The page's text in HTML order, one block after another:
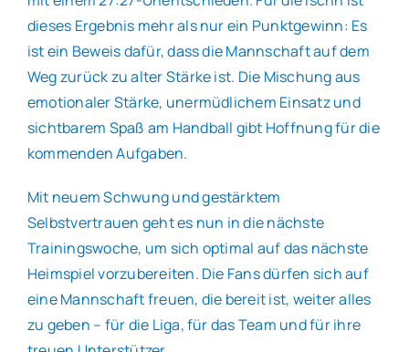
dieses Ergebnis mehr als nur ein Punktgewinn: Es
ist ein Beweis dafür, dass die Mannschaft auf dem
Weg zurück zu alter Stärke ist. Die Mischung aus
emotionaler Stärke, unermüdlichem Einsatz und
sichtbarem Spaß am Handball gibt Hoffnung für die
kommenden Aufgaben.
Mit neuem Schwung und gestärktem
Selbstvertrauen geht es nun in die nächste
Trainingswoche, um sich optimal auf das nächste
Heimspiel vorzubereiten. Die Fans dürfen sich auf
eine Mannschaft freuen, die bereit ist, weiter alles
zu geben – für die Liga, für das Team und für ihre